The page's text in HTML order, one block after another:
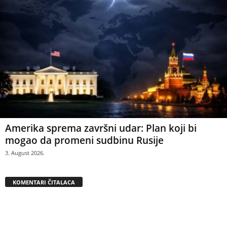
Amerika sprema završni udar: Plan koji bi
mogao da promeni sudbinu Rusije
3. August 2026.
KOMENTARI ČITALACA